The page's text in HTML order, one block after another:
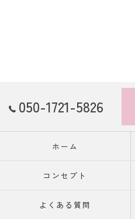
050-1721-5826
ホーム
コンセプト
よくある質問